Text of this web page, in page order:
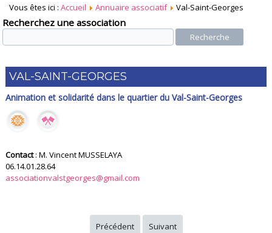
Vous êtes ici :Accueil Annuaire associatif Val-Saint-Georges
Recherchez une association
Recherche
VAL-SAINT-GEORGES
Animation et solidarité dans le quartier du Val-Saint-Georges
Contact: M. Vincent MUSSELAYA
06.14.01.28.64
associationvalstgeorges@gmail.com
Précédent Suivant